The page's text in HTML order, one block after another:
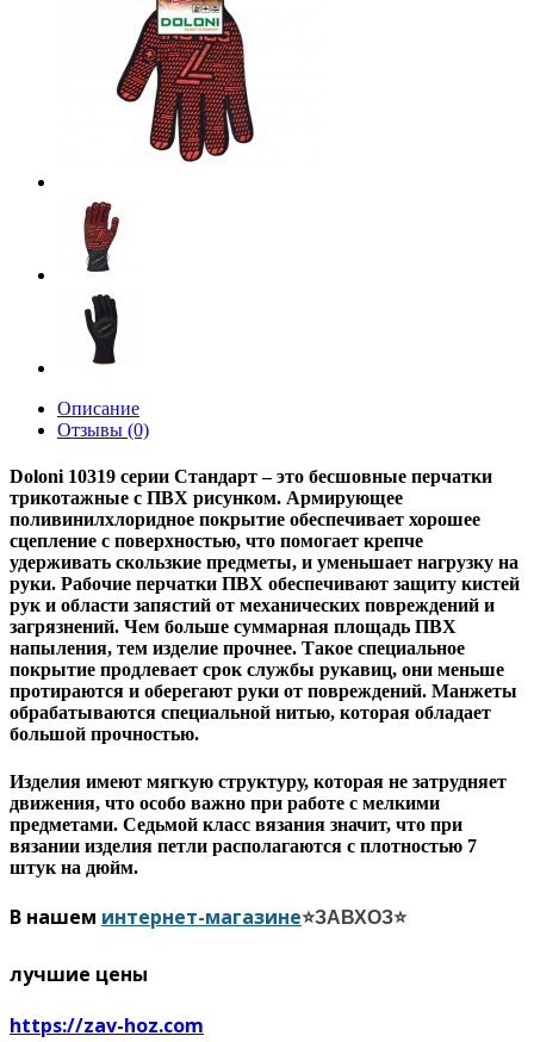
Описание
Отзывы (0)
Doloni 10319 серии Стандарт – это бесшовные перчатки
трикотажные с ПВХ рисунком. Армирующее
поливинилхлоридное покрытие обеспечивает хорошее
сцепление с поверхностью, что помогает крепче
удерживать скользкие предметы, и уменьшает нагрузку на
руки. Рабочие перчатки ПВХ обеспечивают защиту кистей
рук и области запястий от механических повреждений и
загрязнений. Чем больше суммарная площадь ПВХ
напыления, тем изделие прочнее. Такое специальное
покрытие продлевает срок службы рукавиц, они меньше
протираются и оберегают руки от повреждений. Манжеты
обрабатываются специальной нитью, которая обладает
большой прочностью.
Изделия имеют мягкую структуру, которая не затрудняет
движения, что особо важно при работе с мелкими
предметами. Седьмой класс вязания значит, что при
вязании изделия петли располагаются с плотностью 7
штук на дюйм.
В нашем интернет-магазине⭐ЗАВХОЗ⭐
лучшие цены
https://zav-hoz.com